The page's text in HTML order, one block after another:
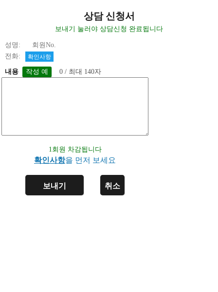
상담 신청서
보내기 눌러야 상담신청 완료됩니다
성명: 회원No.
전화:
확인사항
내용 0 / 최대 140자
1회원 차감됩니다
확인사항을 먼저 보세요